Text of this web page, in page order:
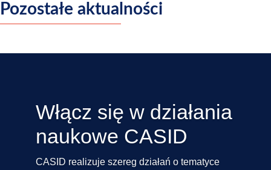
Pozostałe aktualności
Włącz się w działania
naukowe CASID
CASID realizuje szereg działań o tematyce